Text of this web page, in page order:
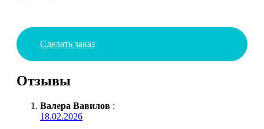
Сделать заказ
Отзывы
Валера Вавилов :
18.02.2026